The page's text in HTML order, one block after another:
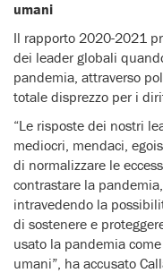
umani
Il rapporto 2020-2021
dei leader globali
pandemia, attraverso
totale disprezzo per i
“Le risposte dei nostri
mediocri, mendaci,
di normalizzare le
contrastare la
intravedendo la
di sostenere e
usato la pandemia
umani”, ha accusato